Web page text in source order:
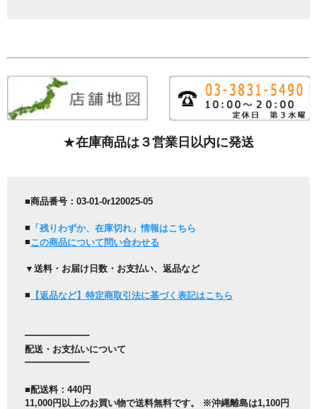
★在庫商品は３営業日以内に発送
■商品番号：03-01-0r120025-05
■ 「残りわずか、在庫切れ」情報はこちら
■この商品について問い合わせる
▼送料・お届け日数・お支払い、返品など
■ 【返品など】特定商取引法に基づく表記はこちら
━━━━━━━
配送・お支払いについて
━━━━━━━
■配送料：440円
11,000円以上のお買い物で送料無料です。 ※沖縄離島は1,100円